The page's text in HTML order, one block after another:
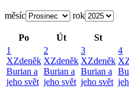
měsíc rok
Po Út St
1
XZdeněk
Burian a
jeho svět
2
XZdeněk
Burian a
jeho svět
3
XZdeněk
Burian a
jeho svět
4
X